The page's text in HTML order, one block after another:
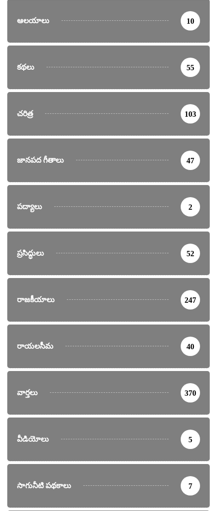
ఆలయాలు 10
కథలు 55
చరిత్ర 103
జానపద గీతాలు 47
పద్యాలు 2
ప్రసిద్ధులు 52
రాజకీయాలు 247
రాయలసీమ 40
వార్తలు 370
వీడియోలు 5
సాగునీటి పథకాలు 7